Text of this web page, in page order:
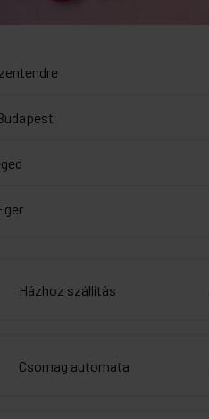
Házhoz szállítás
Csomag automata